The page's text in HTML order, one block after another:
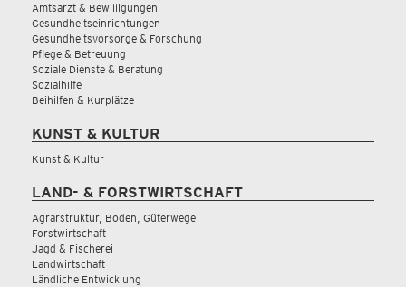
Amtsarzt & Bewilligungen
Gesundheitseinrichtungen
Gesundheitsvorsorge & Forschung
Pflege & Betreuung
Soziale Dienste & Beratung
Sozialhilfe
Beihilfen & Kurplätze
KUNST & KULTUR
Kunst & Kultur
LAND- & FORSTWIRTSCHAFT
Agrarstruktur, Boden, Güterwege
Forstwirtschaft
Jagd & Fischerei
Landwirtschaft
Ländliche Entwicklung